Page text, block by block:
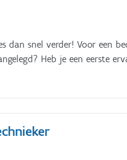
dan snel verder! Voor een
Heb je een eerste